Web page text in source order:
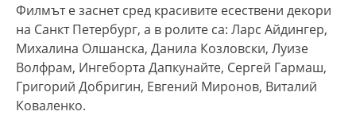
Филмът е заснет сред красивите есествени декори
на Санкт Петербург, а в ролите са: Ларс Айдингер,
Михалина Олшанска, Данила Козловски, Луизе
Волфрам, Ингеборта Дапкунайте, Сергей Гармаш,
Григорий Добригин, Евгений Миронов, Виталий
Коваленко.